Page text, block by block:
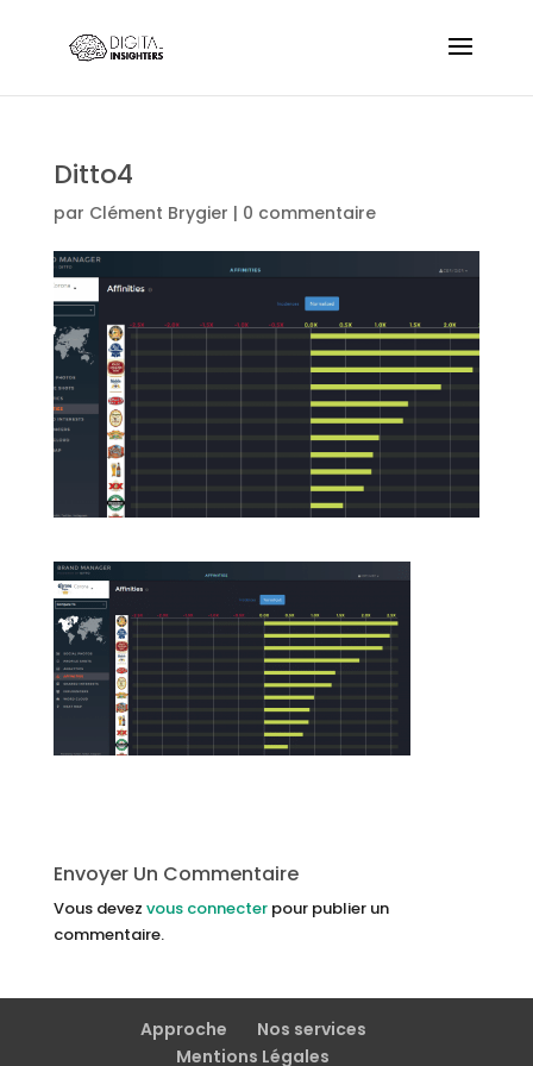
Ditto4
par Clément Brygier | 0 commentaire
Envoyer Un Commentaire
Vous devez vous connecterpour publier un
commentaire.
Approche
Nos services
Mentions Légales